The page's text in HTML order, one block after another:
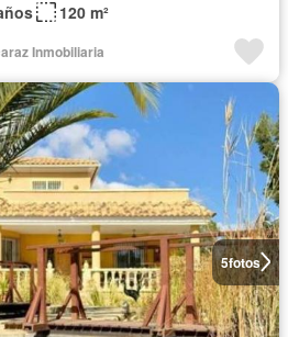
120 m²
Inmobiliaria
5fotos